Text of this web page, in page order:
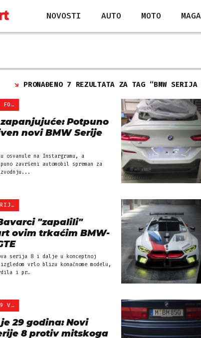
NOVOSTI AUTO MOTO
PRONAĐENO 7 REZULTATA ZA TAG “BMW
ŠPIJUNSKE FOTKE
Potpuno
novi BMW Serije
osvanule na Instargramu, a
završeni automobil spreman za
TRKAĆA SERIJA 8
"zapalili"
ovim trkaćim BMW-
ova serija 8 i dalje u konceptnoj
vrlo blizu konačnome modelu,
i pr…
VIDEO 1989 VS 2018
29 godina: Novi
8 protiv mitskoga